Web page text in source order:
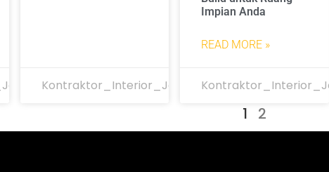
Kontraktor_Interior_Jakarta
Impian Anda
READ MORE »
1 2